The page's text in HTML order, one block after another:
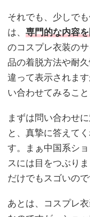
それでも、少しで
は、 専門的な内容
のコスプレ衣装の
品の着脱方法や耐
違って表示されま
い合わせてみるこ
まずは問い合わせ
と、真摯に答えて
す。まぁ中国系シ
スには目をつぶり
だけでもスゴいので
あとは、コスプレ